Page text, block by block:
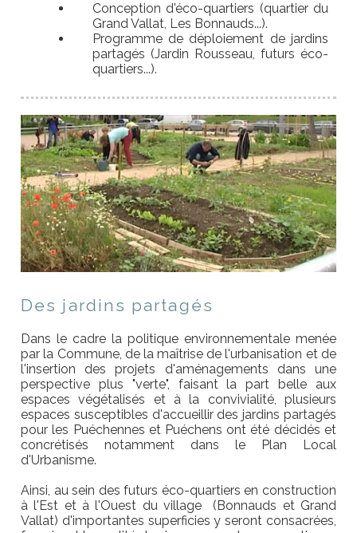
Conception d'éco-quartiers (quartier du
Grand Vallat, Les Bonnauds...).
Programme de déploiement de jardins
partagés (Jardin Rousseau, futurs éco-
quartiers...).
Des jardins partagés
Dans le cadre la politique environnementale menée
par la Commune, de la maîtrise de l'urbanisation et de
l'insertion des projets d'aménagements dans une
perspective plus "verte", faisant la part belle aux
espaces végétalisés et à la convivialité, plusieurs
espaces susceptibles d'accueillir des jardins partagés
pour les Puéchennes et Puéchens ont été décidés et
concrétisés notamment dans le Plan Local
d'Urbanisme.
Ainsi, au sein des futurs éco-quartiers en construction
à l'Est et à l'Ouest du village
(Bonnauds et Grand
Vallat) d'importantes superficies y seront consacrées,